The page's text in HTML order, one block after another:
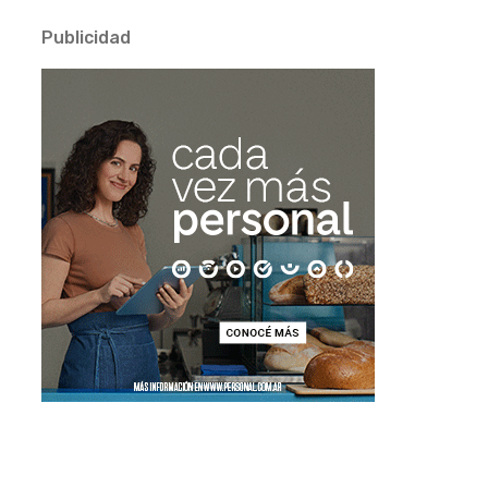
Publicidad